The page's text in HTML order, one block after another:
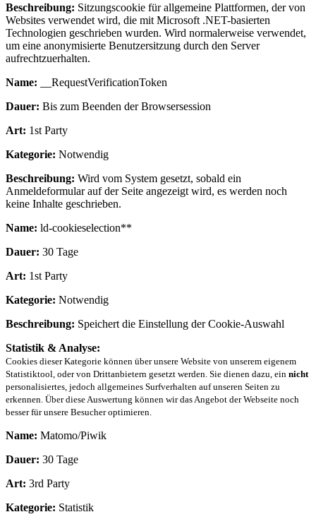
Beschreibung: Sitzungscookie für allgemeine Plattformen, der von
Websites verwendet wird, die mit Microsoft .NET-basierten
Technologien geschrieben wurden. Wird normalerweise verwendet,
um eine anonymisierte Benutzersitzung durch den Server
aufrechtzuerhalten.
Name: __RequestVerificationToken
Dauer: Bis zum Beenden der Browsersession
Art: 1st Party
Kategorie: Notwendig
Beschreibung: Wird vom System gesetzt, sobald ein
Anmeldeformular auf der Seite angezeigt wird, es werden noch
keine Inhalte geschrieben.
Name: ld-cookieselection**
Dauer: 30 Tage
Art: 1st Party
Kategorie: Notwendig
Beschreibung: Speichert die Einstellung der Cookie-Auswahl
Statistik & Analyse:
Cookies dieser Kategorie können über unsere Website von unserem eigenem
Statistiktool, oder von Drittanbietern gesetzt werden. Sie dienen dazu, ein nicht
personalisiertes, jedoch allgemeines Surfverhalten auf unseren Seiten zu
erkennen. Über diese Auswertung können wir das Angebot der Webseite noch
besser für unsere Besucher optimieren.
Name: Matomo/Piwik
Dauer: 30 Tage
Art: 3rd Party
Kategorie: Statistik